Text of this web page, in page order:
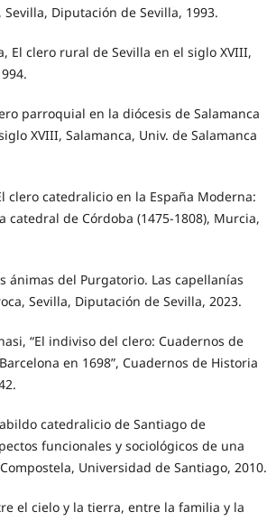
Diputación de Sevilla, 1993.
El clero rural de Sevilla en el siglo XVIII,
parroquial en la diócesis de Salamanca
XVIII, Salamanca, Univ. de Salamanca
clero catedralicio en la España Moderna:
catedral de Córdoba (1475-1808), Murcia,
ánimas del Purgatorio. Las capellanías
Sevilla, Diputación de Sevilla, 2023.
“El indiviso del clero: Cuadernos de
en 1698”, Cuadernos de Historia
catedralicio de Santiago de
funcionales y sociológicos de una
Universidad de Santiago, 2010.
el cielo y la tierra, entre la familia y la